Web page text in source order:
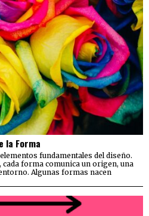
la Forma
fundamentales del diseño.
cada forma comunica un origen, una
Algunas formas nacen